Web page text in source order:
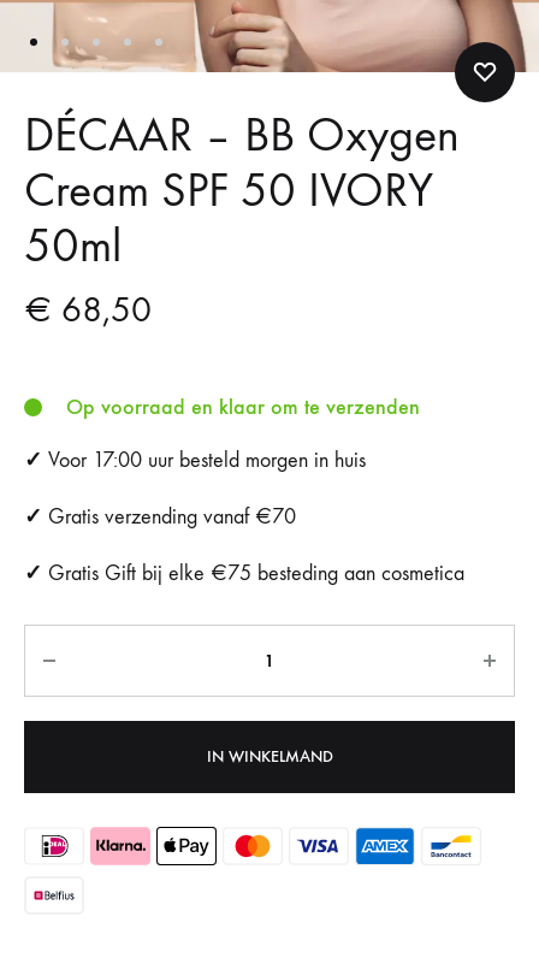
DÉCAAR – BB Oxygen
Cream SPF 50 IVORY
50ml
€ 68,50
Op voorraad en klaar om te verzenden
✓ Voor 17:00 uur besteld morgen in huis
✓ Gratis verzending vanaf €70
✓ Gratis Gift bij elke €75 besteding aan cosmetica
IN WINKELMAND